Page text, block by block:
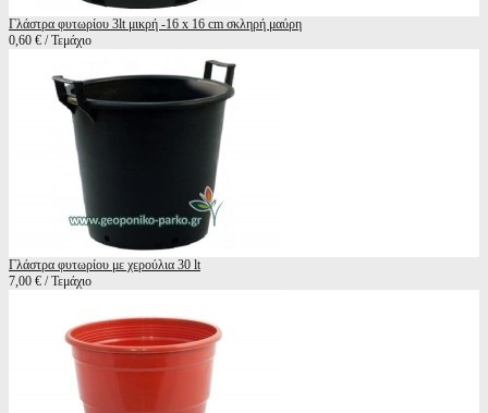
Γλάστρα φυτωρίου 3lt μικρή -16 x 16 cm σκληρή μαύρη
0,60 € / Τεμάχιο
Γλάστρα φυτωρίου με χερούλια 30 lt
7,00 € / Τεμάχιο